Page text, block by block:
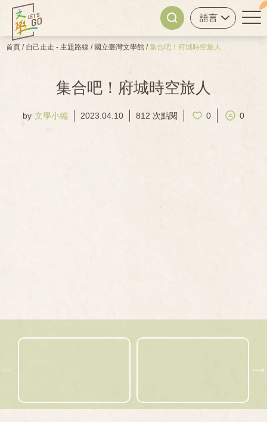
首頁 / 自己走走 - 主題路線 / 國立臺灣文學館 /集合吧！府城時空旅人
集合吧！府城時空旅人
by 文學小編 2023.04.10 812 次點閱 0 0